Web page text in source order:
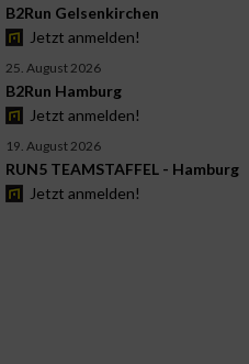
B2Run Gelsenkirchen
Jetzt anmelden!
25. August 2026
B2Run Hamburg
Jetzt anmelden!
19. August 2026
RUN5 TEAMSTAFFEL - Hamburg
Jetzt anmelden!